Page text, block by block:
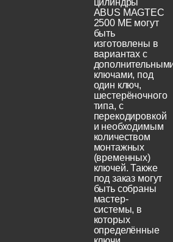
цилиндры
ABUS MAGTEC
2500 ME могут
быть
изготовлены в
вариантах с
ключами, под
один ключ,
шестерёночного
типа, с
перекодировкой
и необходимым
количеством
монтажных
(временных)
ключей. Также
под заказ могут
быть собраны
мастер-
системы, в
которых
определённые